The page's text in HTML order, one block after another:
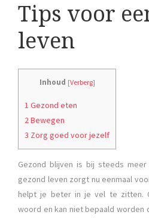
Tips voor
leven
Inhoud [Verberg]
1 Gezond eten
2 Bewegen
3 Zorg goed voor jezelf
Gezond blijven is bij steeds
gezond leven zorgt nu eenmaal
helpt je beter in je vel te zitten.
woord en kan niet bepaald